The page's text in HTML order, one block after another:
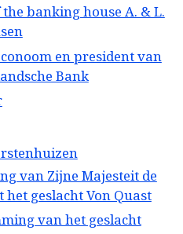
banking house A. & L.
en president van
Bank
van Zijne Majesteit de
het geslacht Von Quast
van het geslacht